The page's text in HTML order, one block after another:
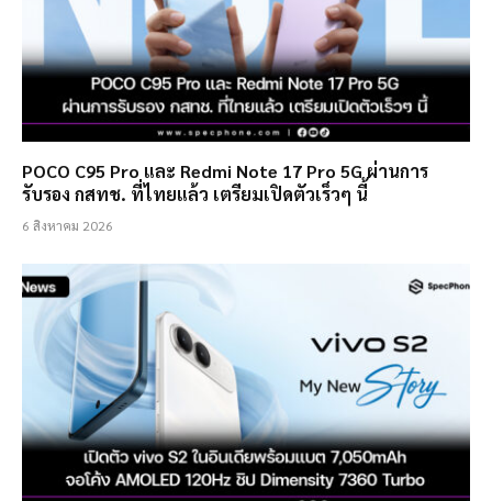
POCO C95 Pro และ Redmi Note 17 Pro 5G ผ่านการ
รับรอง กสทช. ที่ไทยแล้ว เตรียมเปิดตัวเร็วๆ นี้
6 สิงหาคม 2026